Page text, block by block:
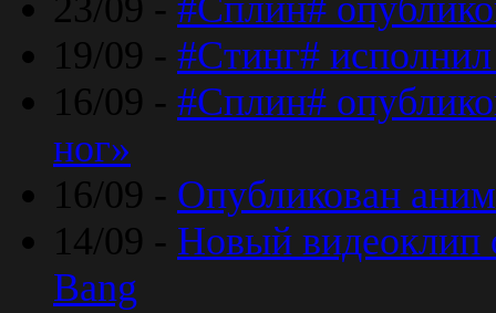
19/09 - #Стинг#
16/09 - #Сплин#
ног»
16/09 - Опубликован
14/09 - Новый видеоклип
Bang